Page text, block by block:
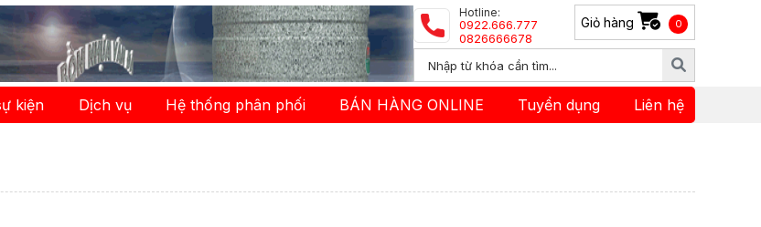
Hotline:
0922.666.777
0826666678
Giỏ hàng 0
kiện Dịch vụ Hệ thống phân phối BÁN HÀNG ONLINE Tuyển dụng Liên hệ